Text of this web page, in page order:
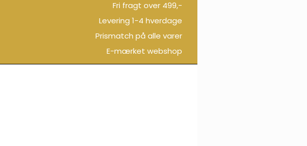
Fri fragt over 499,-
Levering 1-4 hverdage
Prismatch på alle varer
E-mærket webshop